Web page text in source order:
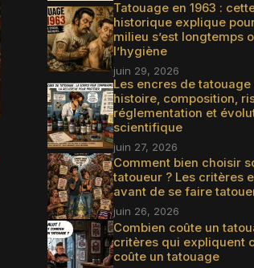
Tatouage en 1963 :
historique explique
milieu s’est longtemps
l’hygiène
juin 29, 2026
Les encres de tatouage
histoire, composition,
réglementation et
scientifique
juin 27, 2026
Comment bien choisir
tatoueur ? Les critères
avant de se faire
juin 26, 2026
Combien coûte un
critères qui expliquent
coûte un tatouage